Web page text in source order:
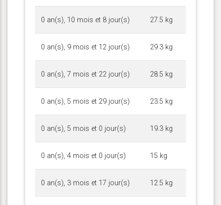
0 an(s), 10 mois et 8 jour(s) 27.5 kg
0 an(s), 9 mois et 12 jour(s) 29.3 kg
0 an(s), 7 mois et 22 jour(s) 28.5 kg
0 an(s), 5 mois et 29 jour(s) 23.5 kg
0 an(s), 5 mois et 0 jour(s) 19.3 kg
0 an(s), 4 mois et 0 jour(s) 15 kg
0 an(s), 3 mois et 17 jour(s) 12.5 kg